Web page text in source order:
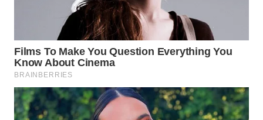
LABUHANBATU
WN
TAPANULI
WN DELI